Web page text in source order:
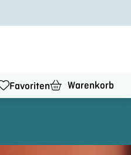
Favoriten Warenkorb